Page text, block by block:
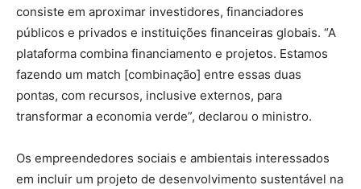
consiste em aproximar investidores, financiadores
públicos e privados e instituições financeiras globais. “A
plataforma combina financiamento e projetos. Estamos
fazendo um match [combinação] entre essas duas
pontas, com recursos, inclusive externos, para
transformar a economia verde”, declarou o ministro.
Os empreendedores sociais e ambientais interessados
em incluir um projeto de desenvolvimento sustentável na